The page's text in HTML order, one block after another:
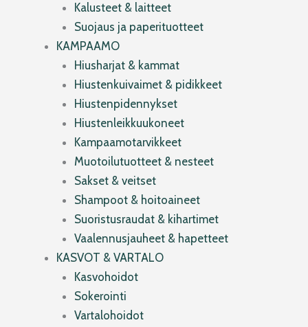
Kalusteet & laitteet
Suojaus ja paperituotteet
KAMPAAMO
Hiusharjat & kammat
Hiustenkuivaimet & pidikkeet
Hiustenpidennykset
Hiustenleikkuukoneet
Kampaamotarvikkeet
Muotoilutuotteet & nesteet
Sakset & veitset
Shampoot & hoitoaineet
Suoristusraudat & kihartimet
Vaalennusjauheet & hapetteet
KASVOT & VARTALO
Kasvohoidot
Sokerointi
Vartalohoidot